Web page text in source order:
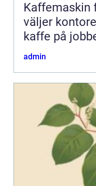
Kaffemaskin
väljer
kaffe på
admin